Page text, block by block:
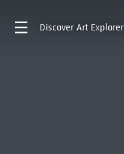
Discover Art Explorer